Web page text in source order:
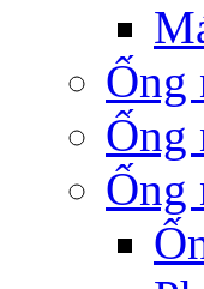
Ống
Ống
Ống